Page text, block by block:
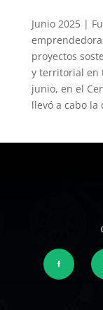
Junio 2025 |
proyectos
y territorial en
junio, en el
llevó a cabo la